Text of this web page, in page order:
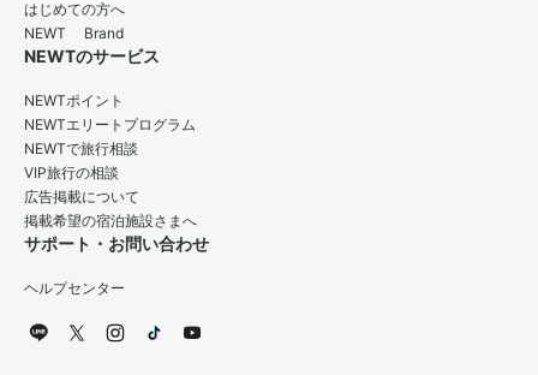
はじめての方へ
NEWT Brand
NEWTのサービス
NEWTポイント
NEWTエリートプログラム
NEWTで旅行相談
VIP旅行の相談
広告掲載について
掲載希望の宿泊施設さまへ
サポート・お問い合わせ
ヘルプセンター